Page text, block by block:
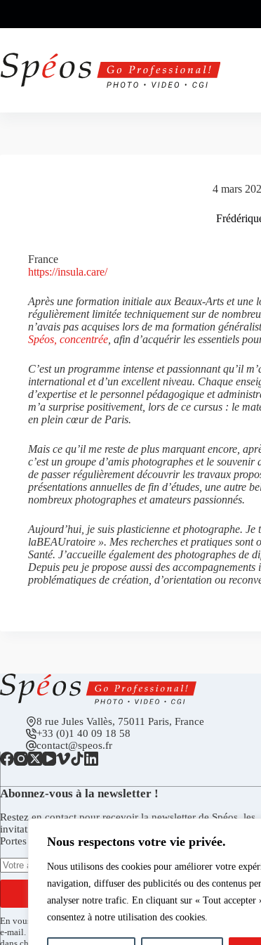
Nous respectons votre vie privée.
Nous utilisons des cookies pour améliorer votre
navigation, diffuser des publicités ou des contenus
analyser notre trafic. En cliquant sur « Tout accepter
consentez à notre utilisation des cookies.
contenu
4 mars
France
https://insula.care/
Après une formation initiale aux Beaux-Arts et une
régulièrement limitée techniquement sur de
n’avais pas acquises lors de ma formation
Spéos, concentrée , afin d’acquérir les essentiels
C’est un programme intense et passionnant qu’il
international et d’un excellent niveau. Chaque
d’expertise et le personnel pédagogique et
m’a surprise positivement, lors de ce cursus : le
en plein cœur de Paris.
Mais ce qu’il me reste de plus marquant encore,
c’est un groupe d’amis photographes et le
de passer régulièrement découvrir les travaux
présentations annuelles de fin d’études, une autre
nombreux photographes et amateurs passionnés.
Aujourd’hui, je suis plasticienne et photographe.
laBEAUratoire ». Mes recherches et pratiques sont
Santé. J’accueille également des photographes de
Depuis peu je propose aussi des
problématiques de création, d’orientation ou
8 rue Jules Vallès, 75011 Paris, France
+33 (0)1 40 09 18 58
contact@speos.fr
Abonnez-vous à la newsletter !
Restez en contact pour recevoir la newsletter de Spéos, les
invitations aux vernissages de la Galerie Spéos, aux
Portes Ouvertes, et plus encore.
S'INSCRIRE
En vous inscrivant vous acceptez de recevoir la newsletter de Spéos
e-mail. Vous pouvez vous désinscrire à tout moment via le lien présent